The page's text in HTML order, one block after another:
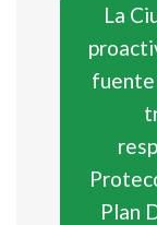
La
fuente
Plan